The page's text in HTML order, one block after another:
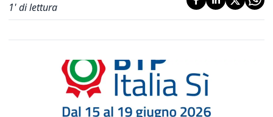
1' di lettura